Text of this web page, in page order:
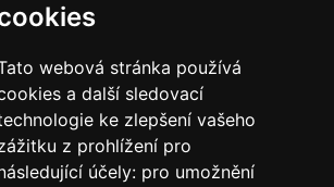
webová stránka používá
a další sledovací
ke zlepšení vašeho
z prohlížení pro
účely: pro umožnění
osobních údajů